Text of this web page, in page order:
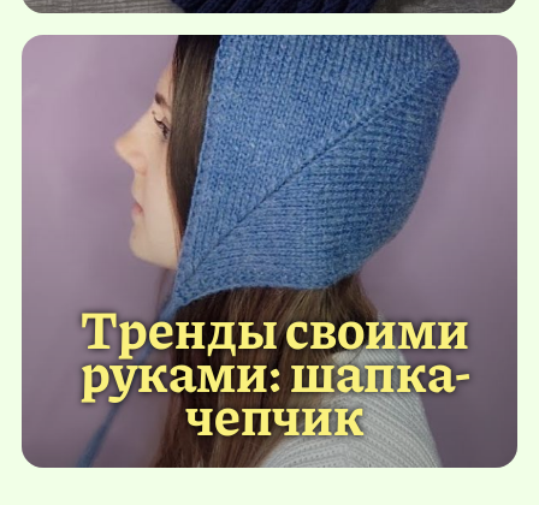
Тренды своими
руками: шапка-
чепчик